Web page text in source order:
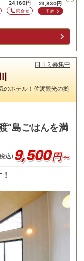
24,160円
問合せ
23,830円
予約
口コミ募集中
のホテル！佐渡観光の拠
“島ごはんを満
込) 9,500円～